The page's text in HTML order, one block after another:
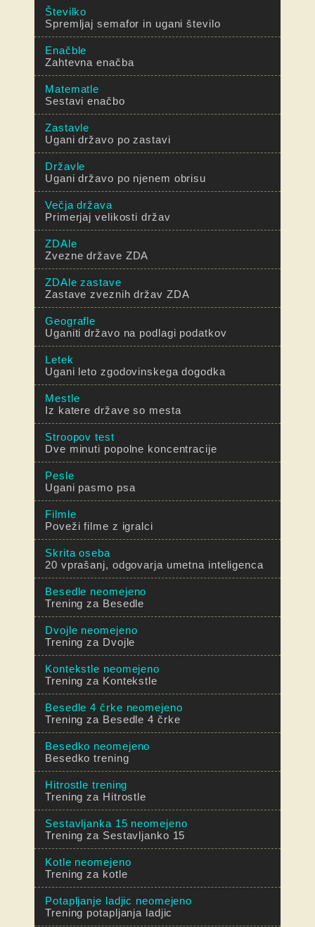
Številko
Spremljaj semafor in ugani število
Enačble
Zahtevna enačba
Matematle
Sestavi enačbo
Zastavle
Ugani državo po zastavi
Državle
Ugani državo po njenem obrisu
Večja država
Primerjaj velikosti držav
ZDAle
Zvezne države ZDA
ZDAle zastave
Zastave zveznih držav ZDA
Geografle
Uganiti državo na podlagi podatkov
Letek
Ugani leto zgodovinskega dogodka
Mestle
Iz katere države so mesta
Stroopov test
Dve minuti popolne koncentracije
Pesle
Ugani pasmo psa
Filmle
Poveži filme z igralci
Skrita oseba
20 vprašanj, odgovarja umetna inteligenca
Besedle neomejeno
Trening za Besedle
Dvojle neomejeno
Trening za Dvojle
Kontekstle neomejeno
Trening za Kontekstle
Besedle 4 črke neomejeno
Trening za Besedle 4 črke
Besedko neomejeno
Besedko trening
Hitrostle trening
Trening za Hitrostle
Sestavljanka 15 neomejeno
Trening za Sestavljanko 15
Kotle neomejeno
Trening za kotle
Potapljanje ladjic neomejeno
Trening potapljanja ladjic